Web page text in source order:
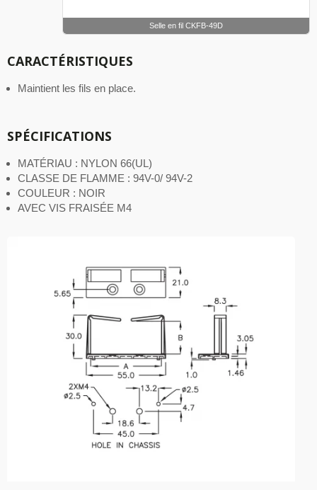
Selle en fil CKFB-49D
CARACTÉRISTIQUES
Maintient les fils en place.
SPÉCIFICATIONS
MATÉRIAU : NYLON 66(UL)
CLASSE DE FLAMME : 94V-0/ 94V-2
COULEUR : NOIR
AVEC VIS FRAISÉE M4